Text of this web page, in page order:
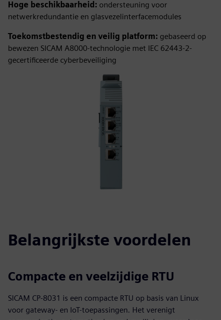
Hoge beschikbaarheid: ondersteuning voor
netwerkredundantie en glasvezelinterfacemodules
Toekomstbestendig en veilig platform: gebaseerd op
bewezen SICAM A8000-technologie met IEC 62443‑2-
gecertificeerde cyberbeveiliging
Belangrijkste voordelen
Compacte en veelzijdige RTU
SICAM CP‑8031 is een compacte RTU op basis van Linux
voor gateway- en IoT-toepassingen. Het verenigt